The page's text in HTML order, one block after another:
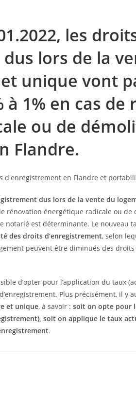
les
lors de la
unique vont
à 1% en cas
ou de
Flandre.
dus lors de la vente du
rénovation énergétique radicale ou de
notarié est déterminante. Le nouveau
des droits d’enregistrement, selon
peuvent être diminués des droits
d’opter pour l’application du taux
Plus précisément, il y
et unique, à savoir : soit on opte pour
soit on applique le taux
.